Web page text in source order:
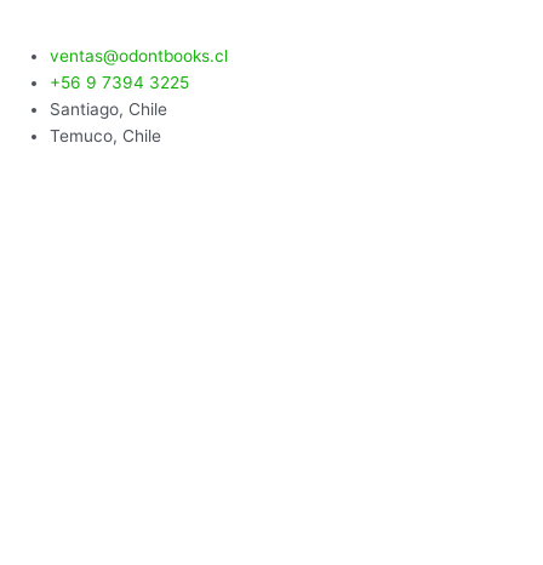
ventas@odontbooks.cl
+56 9 7394 3225
Santiago, Chile
Temuco, Chile